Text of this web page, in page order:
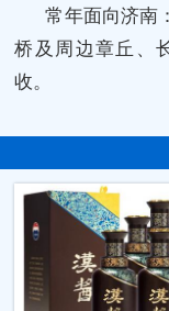
常年面向济南
桥及周边章丘、
收。